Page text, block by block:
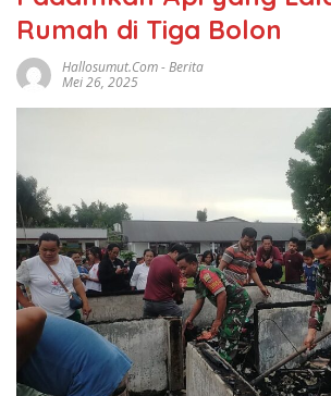
Rumah di Tiga Bolon
Hallosumut.com-Berita
Mei 26, 2025